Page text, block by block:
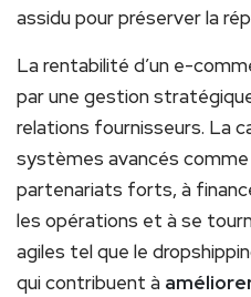
assidu pour préserver la
La rentabilité d’un e-
par une gestion
relations fournisseurs. La
systèmes avancés comme
partenariats forts, à
les opérations et à se
agiles tel que le
qui contribuent à